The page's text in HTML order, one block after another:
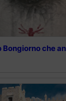
Bongiorno che